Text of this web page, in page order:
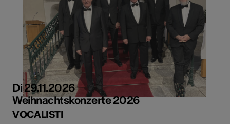
Di 29.11.2026
Weihnachtskonzerte 2026
VOCALISTI